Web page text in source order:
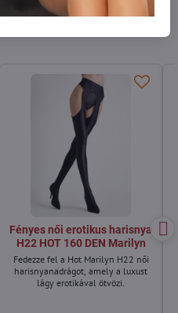
mail
Fényes női erotikus harisnya
H22 HOT 160 DEN Marilyn
Fedezze fel a Hot Marilyn H22 női
harisnyanadrágot, amely a luxust
lágy erotikával ötvözi.